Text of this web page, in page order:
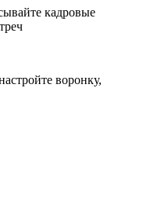
кадровые
воронку,